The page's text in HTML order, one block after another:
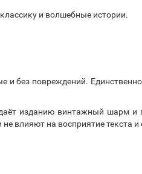
и волшебные истории.
и без повреждений.
изданию винтажный шарм и
влияют на восприятие текста и